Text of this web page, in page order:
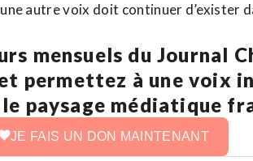
autre voix doit continuer d’exister
mensuels du Journal
permettez à une voix
paysage médiatique
JE FAIS UN DON MAINTENANT